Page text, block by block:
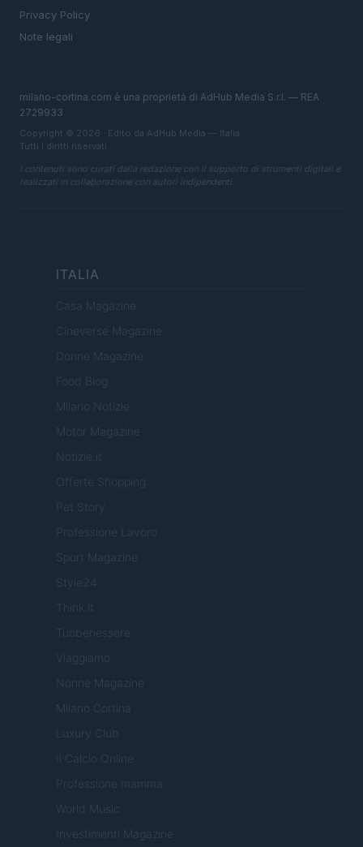
Privacy Policy
Note legali
milano-cortina.com è una proprietà di AdHub Media S.r.l. — REA
2729933
Copyright © 2026 · Edito da AdHub Media — Italia
Tutti i diritti riservati
I contenuti sono curati dalla redazione con il supporto di strumenti digitali e
realizzati in collaborazione con autori indipendenti.
ITALIA
Casa Magazine
Cineverse Magazine
Donne Magazine
Food Blog
Milano Notizie
Motor Magazine
Notizie.it
Offerte Shopping
Pet Story
Professione Lavoro
Sport Magazine
Style24
Think.it
Tuobenessere
Viaggiamo
Nonne Magazine
Milano Cortina
Luxury Club
Il Calcio Online
Professione mamma
World Music
Investimenti Magazine